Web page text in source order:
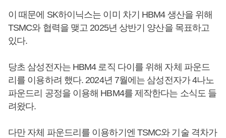
이 때문에 SK하이닉스는 이미 차기 HBM4 생산을 위해
TSMC와 협력을 맺고 2025년 상반기 양산을 목표하고
있다.
당초 삼성전자는 HBM4 로직 다이를 위해 자체 파운드
리를 이용하려 했다. 2024년 7월에는 삼성전자가 4나노
파운드리 공정을 이용해 HBM4를 제작한다는 소식도 들
려왔다.
다만 자체 파운드리를 이용하기엔 TSMC와 기술 격차가